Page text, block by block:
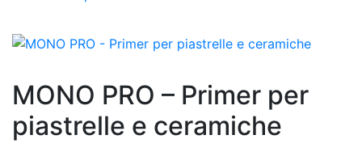
MONO PRO – Primer per
piastrelle e ceramiche